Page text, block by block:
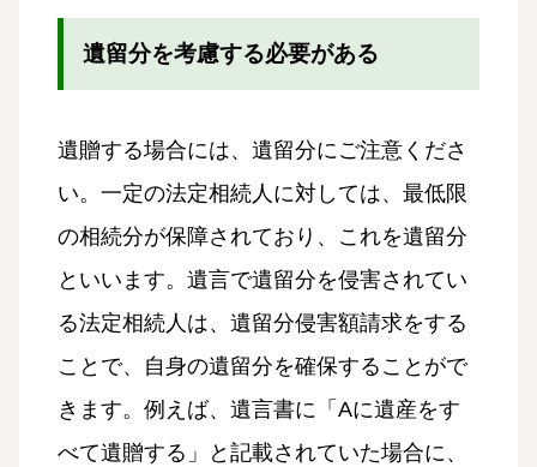
遺留分を考慮する必要がある
遺贈する場合には、遺留分にご注意くださ
い。一定の法定相続人に対しては、最低限
の相続分が保障されており、これを遺留分
といいます。遺言で遺留分を侵害されてい
る法定相続人は、遺留分侵害額請求をする
ことで、自身の遺留分を確保することがで
きます。例えば、遺言書に「Aに遺産をす
べて遺贈する」と記載されていた場合に、